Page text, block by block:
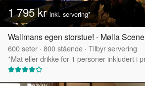
1 795 krinkl. servering*
Wallmans egen storstue! - Mølla
600seter · 800stående · Tilbyr servering
*Mat eller drikke for 1 personer inkludert i